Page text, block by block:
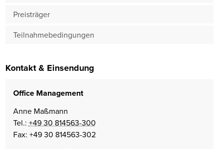
Preisträger
Teilnahmebedingungen
Kontakt & Einsendung
Office Management
Anne Maßmann
Tel.: +49 30 814563-300
Fax: +49 30 814563-302